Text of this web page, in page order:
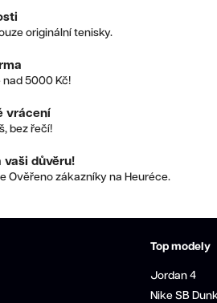
originální tenisky.
nad 5000 Kč!
vrácení
bez řečí!
vaši důvěru!
Ověřeno zákazníky na Heuréce.
Top modely
Jordan 4
Nike SB